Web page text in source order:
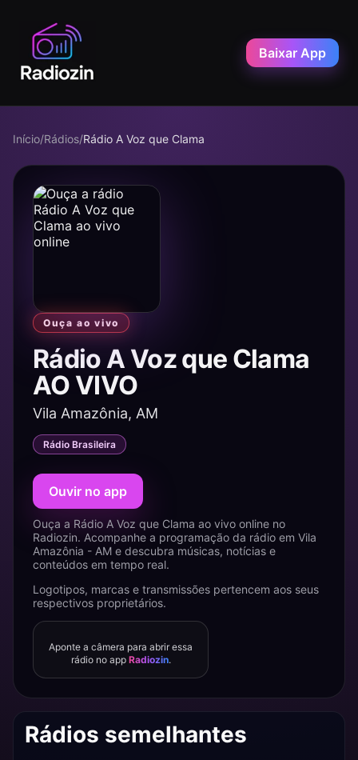
Baixar App
Início/Rádios/Rádio A Voz que Clama
Ouça ao vivo
Rádio A Voz que Clama
AO VIVO
Vila Amazônia, AM
Rádio Brasileira
Ouvir no app
Ouça a Rádio A Voz que Clama ao vivo online no
Radiozin. Acompanhe a programação da rádio em Vila
Amazônia - AM e descubra músicas, notícias e
conteúdos em tempo real.
Logotipos, marcas e transmissões pertencem aos seus
respectivos proprietários.
Aponte a câmera para abrir essa
rádio no app Radiozin.
Rádios semelhantes